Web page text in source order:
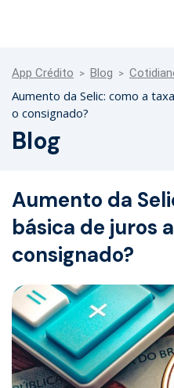
App Crédito Blog
Aumento da Selic: como a
o consignado?
Blog
Aumento da
básica de juros
consignado?